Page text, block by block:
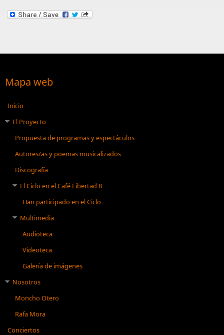
Mapa web
Inicio
El Proyecto
Propuesta de programas y espectáculos
Autores/as y poemas musicalizados
Discografía
El Ciclo en el Café Libertad 8
Han participado en el Ciclo
Multimedia
Audioteca
Videoteca
Galería de imágenes
Nosotros
Moncho Otero
Rafa Mora
Conciertos